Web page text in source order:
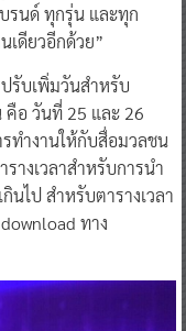
รนด์ ทุกรุ่น และทุก
เดียวอีกด้วย”
รับเพิ่มวันสำหรับ
คือ วันที่ 25 และ 26
ทำงานให้กับสื่อมวลชน
างเวลาสำหรับการนำ
นไป สำหรับตารางเวลา
ทาง